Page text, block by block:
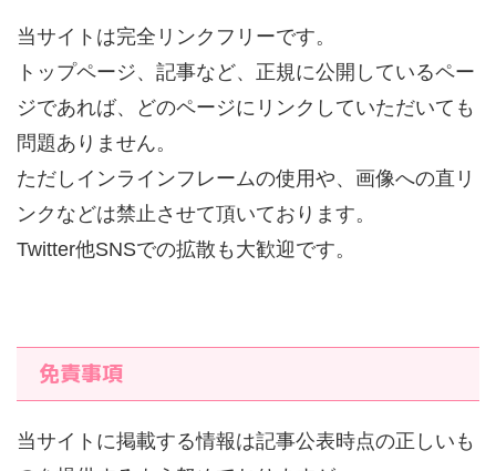
当サイトは完全リンクフリーです。
トップページ、記事など、正規に公開しているペー
ジであれば、どのページにリンクしていただいても
問題ありません。
ただしインラインフレームの使用や、画像への直リ
ンクなどは禁止させて頂いております。
Twitter他SNSでの拡散も大歓迎です。
免責事項
当サイトに掲載する情報は記事公表時点の正しいも